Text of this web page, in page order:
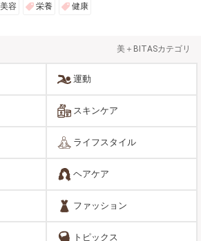
美容 栄養 健康
美＋BITASカテゴリ
運動
スキンケア
ライフスタイル
ヘアケア
ファッション
トピックス